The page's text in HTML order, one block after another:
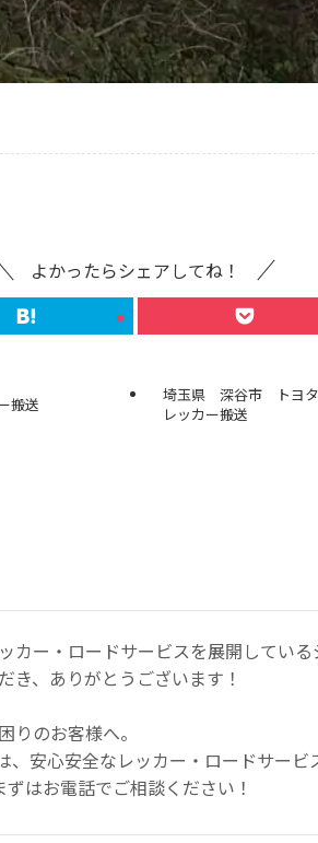
よかったらシェアしてね！
搬送
埼玉県 深谷市 トヨ
レッカー搬送
ー・ロードサービスを展開している
き、ありがとうございます！
りのお客様へ。
安心安全なレッカー・ロードサービ
はお電話でご相談ください！